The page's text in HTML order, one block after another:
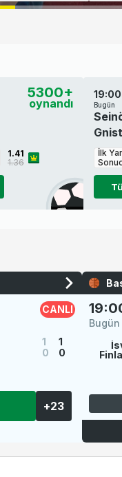
5300+
oynandı
1.41
1.36
19:00
Bugün
İlk
CANLI
1
1
0
0
+23
Bugün